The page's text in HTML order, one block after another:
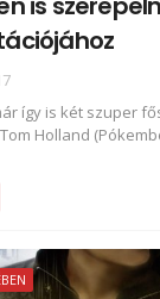
így is két szuper
Holland